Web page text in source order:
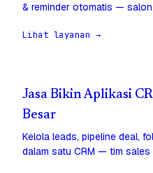
& reminder otomatis —
Lihat layanan →
Jasa Bikin Aplikasi
Besar
Kelola leads, pipeline deal,
dalam satu CRM — tim